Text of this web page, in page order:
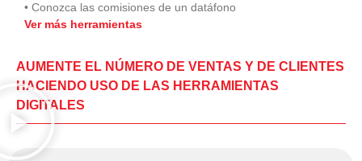
• Conozca las comisiones de un datáfono
Ver más herramientas
AUMENTE EL NÚMERO DE VENTAS Y DE CLIENTES
HACIENDO USO DE LAS HERRAMIENTAS
DIGITALES